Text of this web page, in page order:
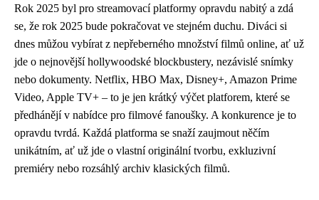
Rok 2025 byl pro streamovací platformy opravdu nabitý a zdá
se, že rok 2025 bude pokračovat ve stejném duchu. Diváci si
dnes můžou vybírat z nepřeberného množství filmů online, ať už
jde o nejnovější hollywoodské blockbustery, nezávislé snímky
nebo dokumenty. Netflix, HBO Max, Disney+, Amazon Prime
Video, Apple TV+ – to je jen krátký výčet platforem, které se
předhánějí v nabídce pro filmové fanoušky. A konkurence je to
opravdu tvrdá. Každá platforma se snaží zaujmout něčím
unikátním, ať už jde o vlastní originální tvorbu, exkluzivní
premiéry nebo rozsáhlý archiv klasických filmů.